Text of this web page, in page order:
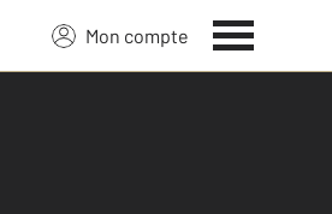
Mon compte